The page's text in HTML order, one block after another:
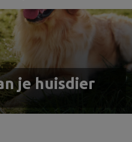
je huisdier